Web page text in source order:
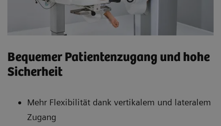
Bequemer Patientenzugang und hohe
Sicherheit
Mehr Flexibilität dank vertikalem und lateralem
Zugang